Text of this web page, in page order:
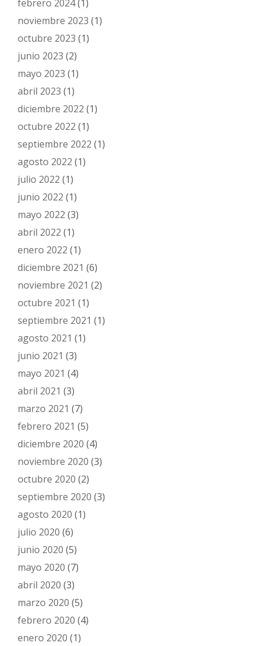
febrero 2024(1)
noviembre 2023 (1)
octubre 2023 (1)
junio 2023 (2)
mayo 2023 (1)
abril 2023 (1)
diciembre 2022 (1)
octubre 2022 (1)
septiembre 2022 (1)
agosto 2022 (1)
julio 2022 (1)
junio 2022 (1)
mayo 2022 (3)
abril 2022 (1)
enero 2022 (1)
diciembre 2021 (6)
noviembre 2021 (2)
octubre 2021 (1)
septiembre 2021 (1)
agosto 2021 (1)
junio 2021 (3)
mayo 2021 (4)
abril 2021 (3)
marzo 2021 (7)
febrero 2021 (5)
diciembre 2020 (4)
noviembre 2020 (3)
octubre 2020 (2)
septiembre 2020 (3)
agosto 2020 (1)
julio 2020 (6)
junio 2020 (5)
mayo 2020 (7)
abril 2020 (3)
marzo 2020 (5)
febrero 2020 (4)
enero 2020 (1)